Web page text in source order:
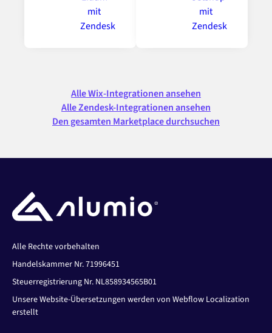
Alle Wix-Integrationen ansehen
Alle Zendesk-Integrationen ansehen
Den gesamten Marketplace durchsuchen
Alle Rechte vorbehalten
Handelskammer Nr. 71996451
Steuerregistrierung Nr. NL858934565B01
Unsere Website-Übersetzungen werden von Webflow Localization
erstellt